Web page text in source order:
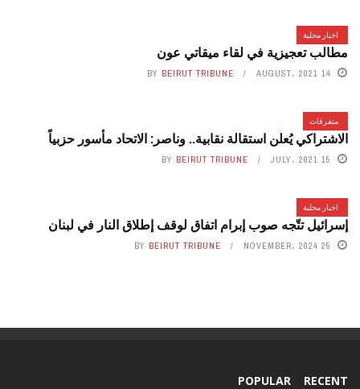
اخبار محلية
مطالب تعجيزية في لقاء ميقاتي عون
14 AUGUST، 2021 BY BEIRUT TRIBUNE
متفرقات
الاشتراكي يُعلن استقالة نقابية.. وناصر: الاتحاد مأسور حزبياً
15 JULY، 2021 BY BEIRUT TRIBUNE
اخبار محلية
إسرائيل تتّجه صوب إبرام اتفاق لوقف إطلاق النار في لبنان
25 NOVEMBER، 2024 BY BEIRUT TRIBUNE
RECENT
POPULAR